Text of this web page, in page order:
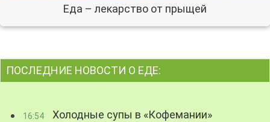
Еда – лекарство от прыщей
ПОСЛЕДНИЕ НОВОСТИ О ЕДЕ:
16:54 Холодные супы в «Кофемании»